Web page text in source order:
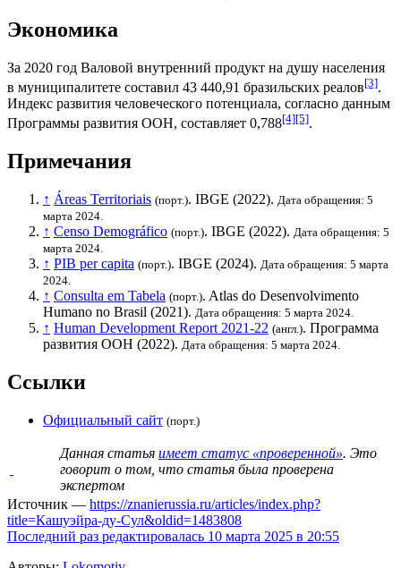
Экономика
За 2020 год Валовой внутренний продукт на душу населения
в муниципалитете составил 43 440,91 бразильских реалов[3].
Индекс развития человеческого потенциала, согласно данным
Программы развития ООН, составляет 0,788[4][5].
Примечания
↑ Áreas Territoriais (порт.). IBGE (2022). Дата обращения: 5
марта 2024.
↑ Censo Demográfico (порт.). IBGE (2022). Дата обращения: 5
марта 2024.
↑ PIB per capita (порт.). IBGE (2024). Дата обращения: 5 марта
2024.
↑ Consulta em Tabela (порт.). Atlas do Desenvolvimento
Humano no Brasil (2021). Дата обращения: 5 марта 2024.
↑ Human Development Report 2021-22 (англ.). Программа
развития ООН (2022). Дата обращения: 5 марта 2024.
Ссылки
Официальный сайт (порт.)
Данная статья имеет статус «проверенной». Это
говорит о том, что статья была проверена
экспертом
Источник — https://znanierussia.ru/articles/index.php?
title=Кашуэйра-ду-Сул&oldid=1483808
Последний раз редактировалась 10 марта 2025 в 20:55